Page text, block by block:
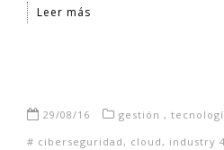
Leer más
29/08/16 gestión ,
# ciberseguridad , cloud , industry